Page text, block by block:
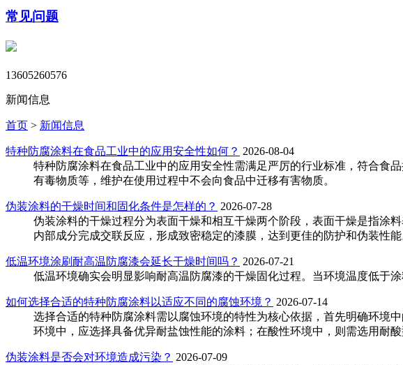
常见问题
13605260576
新闻信息
首页 > 新闻信息
特种防腐涂料在食品工业中的应用安全性如何？ 2026-08-04
特种防腐涂料在食品工业中的应用安全性需满足严厉的行业标准，符合食
有毒物质等，维护在使用过程中不会向食品中迁移有害物质。
伪装涂料的干燥时间和固化条件是怎样的？ 2026-07-28
伪装涂料的干燥过程分为表面干燥和相互干燥两个阶段，表面干燥是指涂
内部成分完成交联反应，形成致密稳定的漆膜，达到更佳的防护和伪装性能
低温环境涂刷耐高温防腐漆会延长干燥时间吗？ 2026-07-21
低温环境确实会明显影响耐高温防腐漆的干燥固化过程。当环境温度低于
如何选择合适的特种防腐涂料以适应不同的腐蚀环境？ 2026-07-14
选择合适的特种防腐涂料需以腐蚀环境的特性为核心依据，首先明确环境
环境中，应选择具备优异耐盐蚀性能的涂料；在酸性环境中，则需选用耐酸
伪装涂料是否会对环境造成污染？ 2026-07-09